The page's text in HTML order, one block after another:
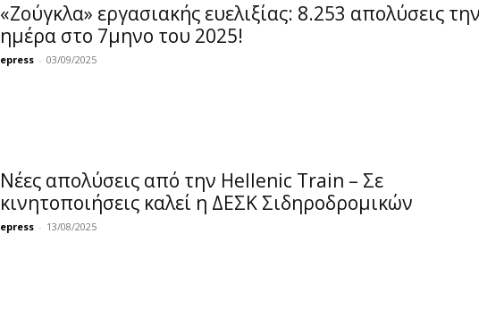
«Ζούγκλα» εργασιακής ευελιξίας: 8.253 απολύσεις την
ημέρα στο 7μηνο του 2025!
epress - 03/09/2025
Νέες απολύσεις από την Hellenic Train – Σε
κινητοποιήσεις καλεί η ΔΕΣΚ Σιδηροδρομικών
epress - 13/08/2025